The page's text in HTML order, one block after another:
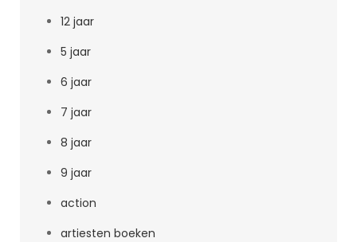
12 jaar
5 jaar
6 jaar
7 jaar
8 jaar
9 jaar
action
artiesten boeken